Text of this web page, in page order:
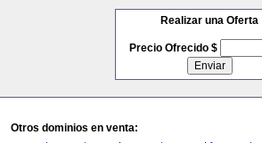
Realizar una Oferta
Precio Ofrecido $
Otros dominios en venta: